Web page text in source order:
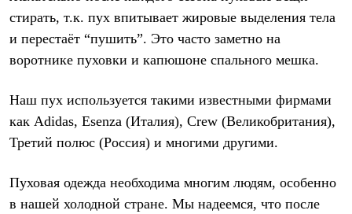
стирать, т.к. пух впитывает жировые выделения тела
и перестаёт “пушить”. Это часто заметно на
воротнике пуховки и капюшоне спального мешка.
Наш пух используется такими известными фирмами
как Adidas, Esenza (Италия), Crew (Великобритания),
Третий полюс (Россия) и многими другими.
Пуховая одежда необходима многим людям, особенно
в нашей холодной стране. Мы надеемся, что после